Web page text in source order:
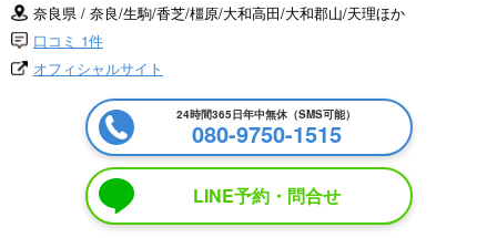
奈良県 / 奈良/生駒/香芝/橿原/大和高田/大和郡山/天理ほか
口コミ 1件
オフィシャルサイト
24時間365日年中無休（SMS可能）
080-9750-1515
LINE予約・問合せ